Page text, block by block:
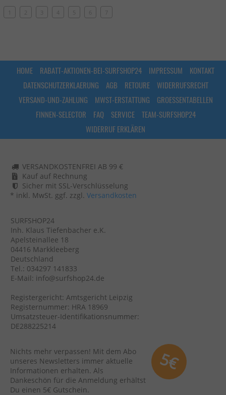
4
HOME RABATT-AKTIONEN-BEI-SURFSHOP24 IMPRESSUM
KONTAKT
DATENSCHUTZERKLAERUNG
AGB RETOURE
WIDERRUFSRECHT
VERSAND-UND-ZAHLUNG
MWST-ERSTATTUNG
GROESSENTABELLEN
FINNEN-SELECTOR
FAQ SERVICE
TEAM-SURFSHOP24
WIDERRUF ERKLÄREN
VERSANDKOSTENFREI AB 99 €
Kauf auf Rechnung
Sicher mit SSL-Verschlüsselung
* inkl. MwSt. ggf. zzgl. Versandkosten
SURFSHOP24
Inh. Klaus Tiefenbacher e.K.
Apelsteinallee 18
04416 Markkleeberg
Deutschland
Tel.: 034297 141833
E-Mail: info@surfshop24.de
Registergericht: Amtsgericht Leipzig
Registernummer: HRA 18969
Umsatzsteuer-Identifikationsnummer:
DE288225214
5€
Nichts mehr verpassen! Mit dem Abo
unseres Newsletters immer aktuelle
Informationen erhalten. Als
Dankeschön für die Anmeldung erhältst
Du einen 5€ Gutschein.